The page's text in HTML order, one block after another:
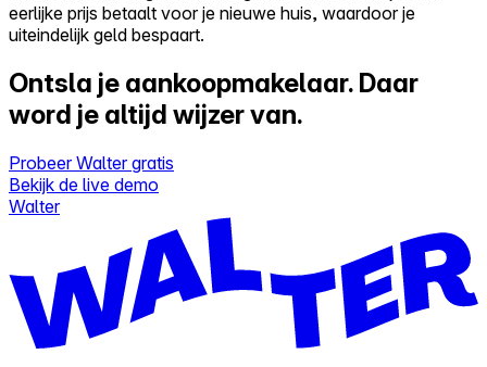
eerlijke prijs betaalt voor je nieuwe huis, waardoor je
uiteindelijk geld bespaart.
Ontsla je aankoopmakelaar. Daar
word je altijd wijzer van.
Probeer Walter gratis
Bekijk de live demo
Walter